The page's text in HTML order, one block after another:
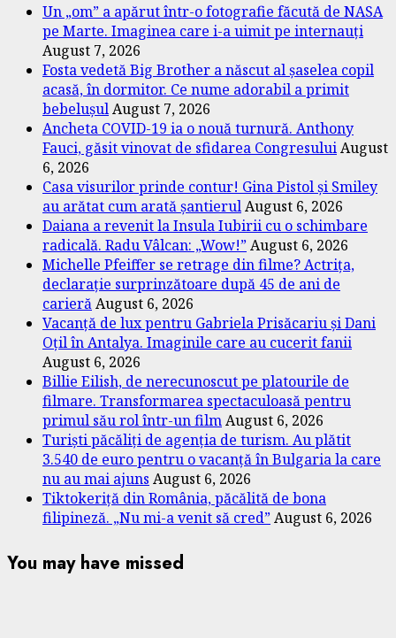
Un „om” a apărut într-o fotografie făcută de NASA
pe Marte. Imaginea care i-a uimit pe internauți
August 7, 2026
Fosta vedetă Big Brother a născut al șaselea copil
acasă, în dormitor. Ce nume adorabil a primit
bebelușulAugust 7, 2026
Ancheta COVID-19 ia o nouă turnură. Anthony
Fauci, găsit vinovat de sfidarea CongresuluiAugust
6, 2026
Casa visurilor prinde contur! Gina Pistol și Smiley
au arătat cum arată șantierulAugust 6, 2026
Daiana a revenit la Insula Iubirii cu o schimbare
radicală. Radu Vâlcan: „Wow!”August 6, 2026
Michelle Pfeiffer se retrage din filme? Actrița,
declarație surprinzătoare după 45 de ani de
carierăAugust 6, 2026
Vacanță de lux pentru Gabriela Prisăcariu și Dani
Oțil în Antalya. Imaginile care au cucerit fanii
August 6, 2026
Billie Eilish, de nerecunoscut pe platourile de
filmare. Transformarea spectaculoasă pentru
primul său rol într-un filmAugust 6, 2026
Turiști păcăliți de agenția de turism. Au plătit
3.540 de euro pentru o vacanță în Bulgaria la care
nu au mai ajuns August 6, 2026
Tiktokeriță din România, păcălită de bona
filipineză. „Nu mi-a venit să cred”August 6, 2026
You may have missed